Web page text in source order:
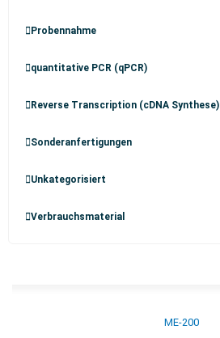
Probennahme
quantitative PCR (qPCR)
Reverse Transcription (cDNA Synthese)
Sonderanfertigungen
Unkategorisiert
Verbrauchsmaterial
ME-200